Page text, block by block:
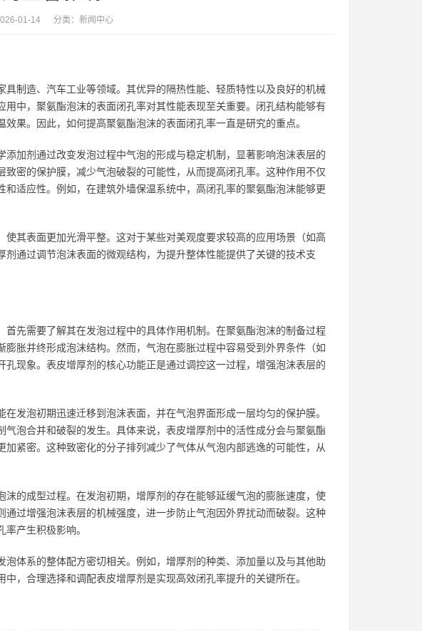
01-14 分类： 新闻中心
制造、汽车工业等领域。其优异的隔热性能、轻质特性以及良好的机械
中，聚氨酯泡沫的表面闭孔率对其性能表现至关重要。闭孔结构能够有
果。因此，如何提高聚氨酯泡沫的表面闭孔率一直是研究的重点。
加剂通过改变发泡过程中气泡的形成与稳定机制，显著影响泡沫表层的
密的保护膜，减少气泡破裂的可能性，从而提高闭孔率。这种作用不仅
适应性。例如，在建筑外墙保温系统中，高闭孔率的聚氨酯泡沫能够更
其表面更加光滑平整。这对于某些对美观度要求较高的应用场景（如高
通过调节泡沫表面的微观结构，为提升整体性能提供了关键的技术支
先需要了解其在发泡过程中的具体作用机制。在聚氨酯泡沫的制备过程
胀并终形成泡沫结构。然而，气泡在膨胀过程中容易受到外界条件（如
现象。表皮增厚剂的核心功能正是通过调控这一过程，增强泡沫表层的
发泡初期迅速迁移到泡沫表面，并在气泡界面形成一层均匀的保护膜。
泡合并和破裂的发生。具体来说，表皮增厚剂中的活性成分会与聚氨酯
紧密。这种致密化的分子排列减少了气体从气泡内部逃逸的可能性，从
的成型过程。在发泡初期，增厚剂的存在能够延缓气泡的膨胀速度，使
过增强泡沫表层的机械强度，进一步防止气泡因外界扰动而破裂。这种
产生积极影响。
体系的整体配方密切相关。例如，增厚剂的种类、添加量以及与其他助
，合理选择和调配表皮增厚剂是实现高效闭孔率提升的关键所在。